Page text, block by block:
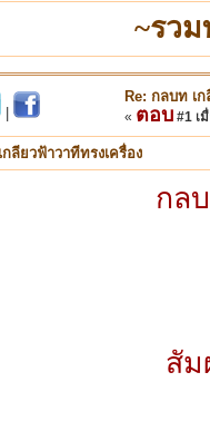
~รว
Re: กลบท เ
« ตอบ #1 เ
ลียวฟ้าวาทีทรงเครื่อง
กล
สัม